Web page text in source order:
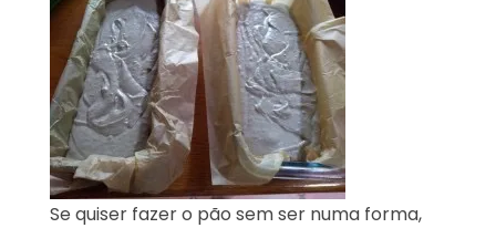
Se quiser fazer o pão sem ser numa forma,